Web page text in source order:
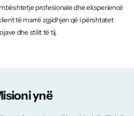
profesionale dhe eksperiencë
të marrë zgjidhjen që i përshtatet
dhe stilit të tij.
ynë